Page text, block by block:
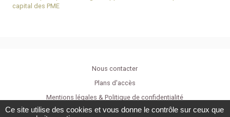
capital des PME
Nous contacter
Plans d'accès
Mentions légales & Politique de confidentialité
Ce site utilise des cookies et vous donne le contrôle sur ceux que